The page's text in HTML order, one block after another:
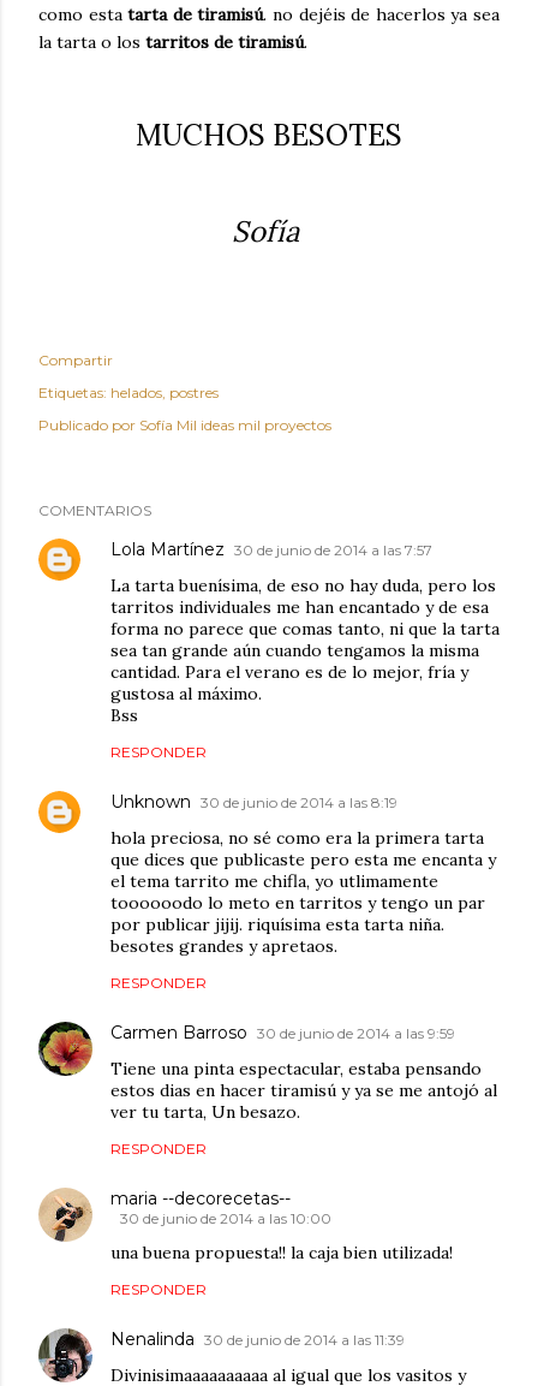
como estatarta de tiramisú. no dejéis de hacerlos ya sea
la tarta o los tarritos de tiramisú.
MUCHOS BESOTES
Sofía
Compartir
Etiquetas: helados postres
Publicado por Sofía Mil ideas mil proyectos
COMENTARIOS
Lola Martínez 30 de junio de 2014 a las 7:57
La tarta buenísima, de eso no hay duda, pero los
tarritos individuales me han encantado y de esa
forma no parece que comas tanto, ni que la tarta
sea tan grande aún cuando tengamos la misma
cantidad. Para el verano es de lo mejor, fría y
gustosa al máximo.
Bss
RESPONDER
Unknown 30 de junio de 2014 a las 8:19
hola preciosa, no sé como era la primera tarta
que dices que publicaste pero esta me encanta y
el tema tarrito me chifla, yo utlimamente
toooooodo lo meto en tarritos y tengo un par
por publicar jijij. riquísima esta tarta niña.
besotes grandes y apretaos.
RESPONDER
Carmen Barroso 30 de junio de 2014 a las 9:59
Tiene una pinta espectacular, estaba pensando
estos dias en hacer tiramisú y ya se me antojó al
ver tu tarta, Un besazo.
RESPONDER
maria --decorecetas--
30 de junio de 2014 a las 10:00
una buena propuesta!! la caja bien utilizada!
RESPONDER
Nenalinda 30 de junio de 2014 a las 11:39
Divinisimaaaaaaaaaa al igual que los vasitos y